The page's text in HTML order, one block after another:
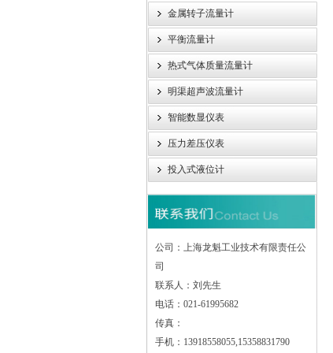
金属转子流量计
平衡流量计
热式气体质量流量计
明渠超声波流量计
智能数显仪表
压力差压仪表
投入式液位计
公司：上海龙魁工业技术有限责任公
司
联系人：刘先生
电话：021-61995682
传真：
手机：13918558055,15358831790